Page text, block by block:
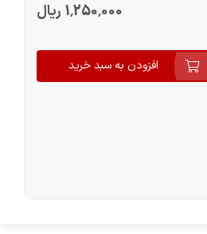
1٬250٬000 ریال
افزودن به سبد خرید